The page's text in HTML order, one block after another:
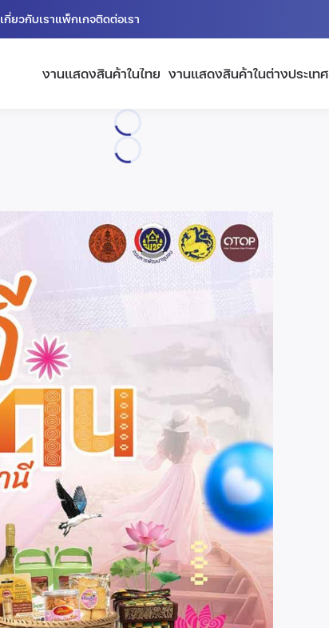
เกี่ยวกับเราแพ็กเกจติดต่อเรา
งานแสดงสินค้าในไทย งานแสดงสินค้าในต่างประเทศ